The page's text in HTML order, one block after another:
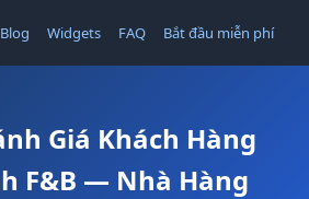
Blog Widgets FAQ Bắt đầu miễn phí
Giá Khách Hàng
F&B — Nhà Hàng